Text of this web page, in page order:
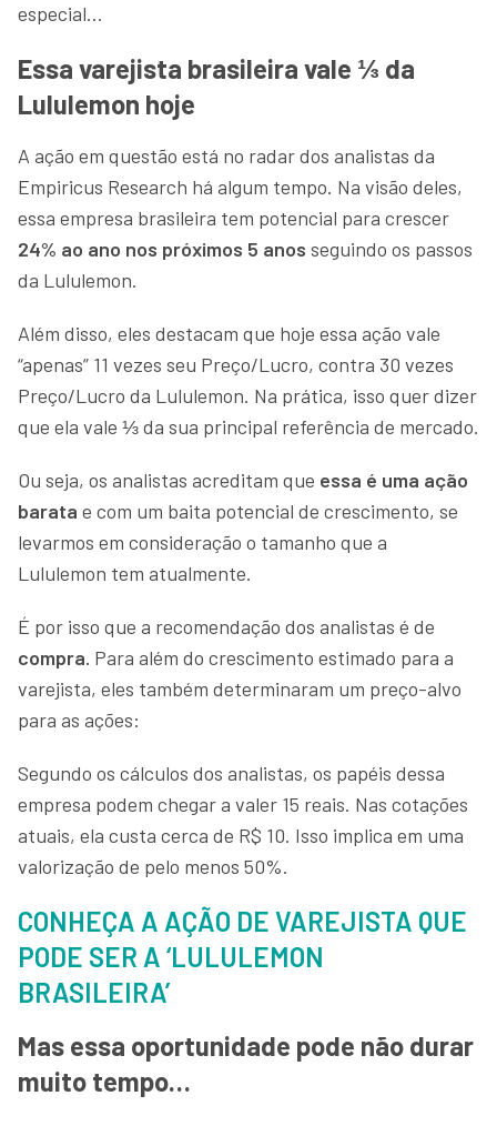
especial…
Essa varejista brasileira vale ⅓ da
Lululemon hoje
A ação em questão está no radar dos analistas da
Empiricus Research há algum tempo. Na visão deles,
essa empresa brasileira tem potencial para crescer
24% ao ano nos próximos 5 anos seguindo os passos
da Lululemon.
Além disso, eles destacam que hoje essa ação vale
“apenas” 11 vezes seu Preço/Lucro, contra 30 vezes
Preço/Lucro da Lululemon. Na prática, isso quer dizer
que ela vale ⅓ da sua principal referência de mercado.
Ou seja, os analistas acreditam que essa é uma ação
barata e com um baita potencial de crescimento, se
levarmos em consideração o tamanho que a
Lululemon tem atualmente.
É por isso que a recomendação dos analistas é de
compra. Para além do crescimento estimado para a
varejista, eles também determinaram um preço-alvo
para as ações:
Segundo os cálculos dos analistas, os papéis dessa
empresa podem chegar a valer 15 reais. Nas cotações
atuais, ela custa cerca de R$ 10. Isso implica em uma
valorização de pelo menos 50%.
CONHEÇA A AÇÃO DE VAREJISTA QUE
PODE SER A ‘LULULEMON
BRASILEIRA’
Mas essa oportunidade pode não durar
muito tempo…